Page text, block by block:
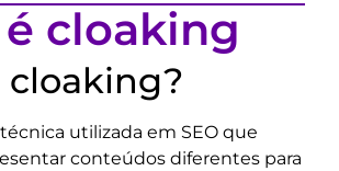
cloaking
cloaking?
utilizada em SEO que
conteúdos diferentes para